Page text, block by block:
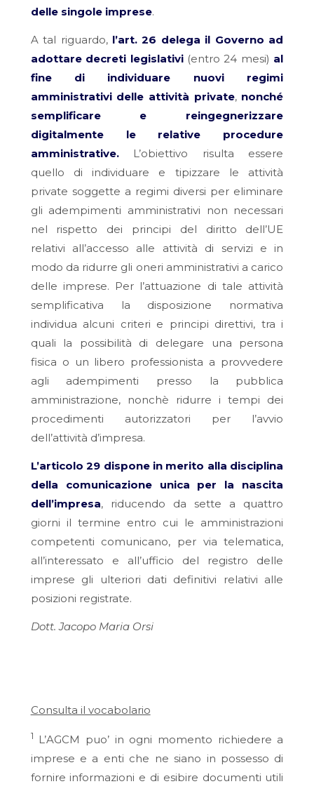
delle singole imprese.
A tal riguardo,l’art. 26 delega il Governo ad
adottare decreti legislativi(entro 24 mesi) al
fine di individuare nuovi regimi
amministrativi delle attività private, nonché
semplificare e reingegnerizzare
digitalmente le relative procedure
amministrative.L’obiettivo risulta essere
quello di individuare e tipizzare le attività
private soggette a regimi diversi per eliminare
gli adempimenti amministrativi non necessari
nel rispetto dei principi del diritto dell’UE
relativi all’accesso alle attività di servizi e in
modo da ridurre gli oneri amministrativi a carico
delle imprese. Per l’attuazione di tale attività
semplificativa la disposizione normativa
individua alcuni criteri e principi direttivi, tra i
quali la possibilità di delegare una persona
fisica o un libero professionista a provvedere
agli adempimenti presso la pubblica
amministrazione, nonchè ridurre i tempi dei
procedimenti autorizzatori per l’avvio
dell’attività d’impresa.
L’articolo 29 dispone in merito alla disciplina
della comunicazione unica per la nascita
dell’impresa, riducendo da sette a quattro
giorni il termine entro cui le amministrazioni
competenti comunicano, per via telematica,
all’interessato e all’ufficio del registro delle
imprese gli ulteriori dati definitivi relativi alle
posizioni registrate.
Dott. Jacopo Maria Orsi
Consulta il vocabolario
1
L’AGCM puo’ in ogni momento richiedere a
imprese e a enti che ne siano in possesso di
fornire informazioni e di esibire documenti utili